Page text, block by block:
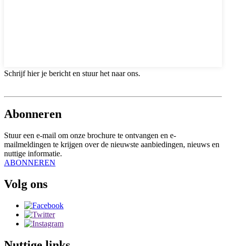
Schrijf hier je bericht en stuur het naar ons.
Abonneren
Stuur een e-mail om onze brochure te ontvangen en e-
mailmeldingen te krijgen over de nieuwste aanbiedingen, nieuws en
nuttige informatie.
ABONNEREN
Volg ons